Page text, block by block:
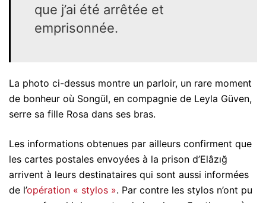
que j’ai été arrêtée et
emprisonnée.
La photo ci-dessus montre un parloir, un rare moment
de bonheur où Songül, en compagnie de Leyla Güven,
serre sa fille Rosa dans ses bras.
Les informations obtenues par ailleurs confirment que
les cartes postales envoyées à la prison d’Elâzığ
arrivent à leurs destinataires qui sont aussi informées
de l’opération « stylos ». Par contre les stylos n’ont pu